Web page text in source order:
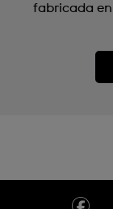
fabricada